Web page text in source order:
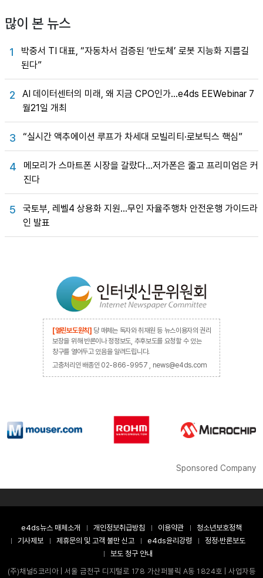
많이 본 뉴스
1
박중서 TI 대표, “자동차서 검증된 ‘반도체’ 로봇 지능화 지름길
된다”
2
AI 데이터센터의 미래, 왜 지금 CPO인가…e4ds EEWebinar 7
월21일 개최
3 “실시간 액추에이션 루프가 차세대 모빌리티·로보틱스 핵심”
4
메모리가 스마트폰 시장을 갈랐다…저가폰은 줄고 프리미엄은 커
진다
5
국토부, 레벨4 상용화 지원…무인 자율주행차 안전운행 가이드라
인 발표
[열린보도원칙] 당 매체는 독자와 취재원 등 뉴스이용자의 권리
보장을 위해 반론이나 정정보도, 추후보도를 요청할 수 있는
창구를 열어두고 있음을 알려드립니다.
고충처리인 배종인 02-866-9957 , news@e4ds.com
Sponsored Company
e4ds뉴스 매체소개 개인정보취급방침 이용약관
청소년보호정책
기사제보
제휴문의 및 고객 불만 신고 e4ds윤리강령
정정·반론보도
보도 청구 안내
(주)채널5코리아 | 서울 금천구 디지털로 178 가산퍼블릭 A동 1824호 | 사업자등